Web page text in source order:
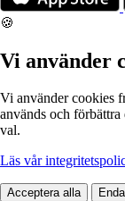
🍪
Vi använder
Vi använder cookies
används och
val.
Läs vår
Acceptera alla